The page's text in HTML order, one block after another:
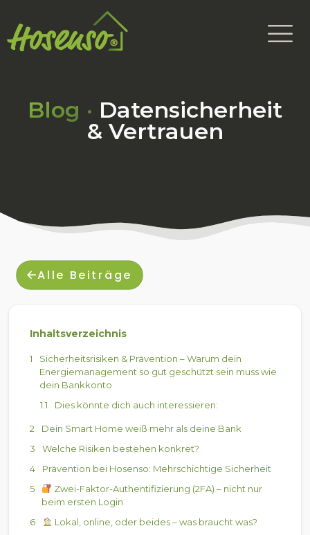
Blog · Datensicherheit
& Vertrauen
Alle Beiträge
Inhaltsverzeichnis
Sicherheitsrisiken & Prävention – Warum dein
Energiemanagement so gut geschützt sein muss wie
dein Bankkonto
Dies könnte dich auch interessieren:
Dein Smart Home weiß mehr als deine Bank
Welche Risiken bestehen konkret?
Prävention bei Hosenso: Mehrschichtige Sicherheit
Zwei-Faktor-Authentifizierung (2FA) – nicht nur
beim ersten Login
Lokal, online, oder beides – was braucht was?